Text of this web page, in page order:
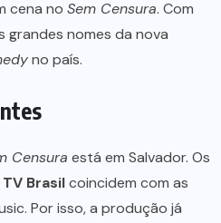
cena no Sem Censura. Com
grandes nomes da nova
no país.
Censura está em Salvador. Os
TV Brasilcoincidem com as
Por isso, a produção já